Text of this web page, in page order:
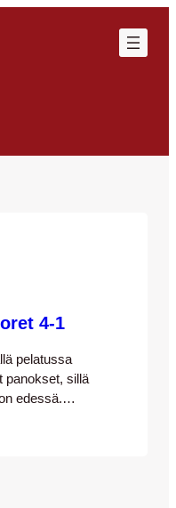
4-1
pelatussa
panokset, sillä
edessä.
paikalle,